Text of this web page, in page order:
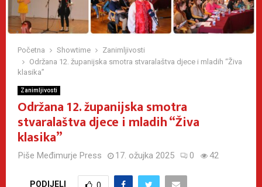
Početna Showtime
Zanimljivosti
Održana 12. županijska smotra stvaralaštva djece i mladih “Živa
klasika”
Zanimljivosti
Održana 12. županijska smotra
stvaralaštva djece i mladih “Živa
klasika”
Piše Međimurje Press 17. ožujka 2025 0 42
PODIJELI